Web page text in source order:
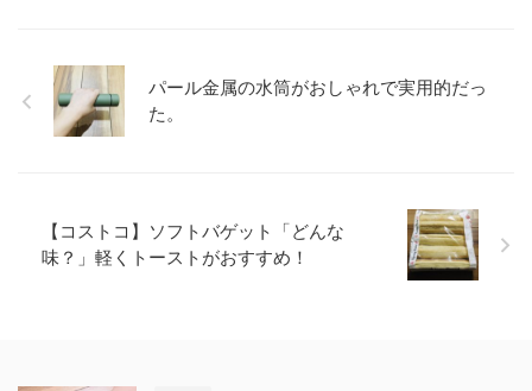
パール金属の水筒がおしゃれで実用的だっ
た。
【コストコ】ソフトバゲット「どんな
味？」軽くトーストがおすすめ！